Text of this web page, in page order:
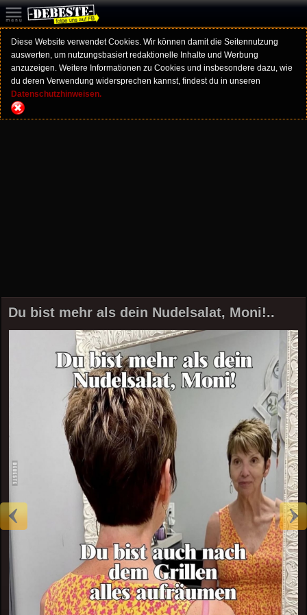
Diese Website verwendet Cookies. Wir können damit die Seitennutzung
auswerten, um nutzungsbasiert redaktionelle Inhalte und Werbung
anzuzeigen. Weitere Informationen zu Cookies und insbesondere dazu, wie
du deren Verwendung widersprechen kannst, findest du in unseren
Datenschutzhinweisen.
Du bist mehr als dein Nudelsalat, Moni!..